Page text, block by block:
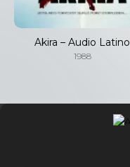
Akira – Audio Latino
1988